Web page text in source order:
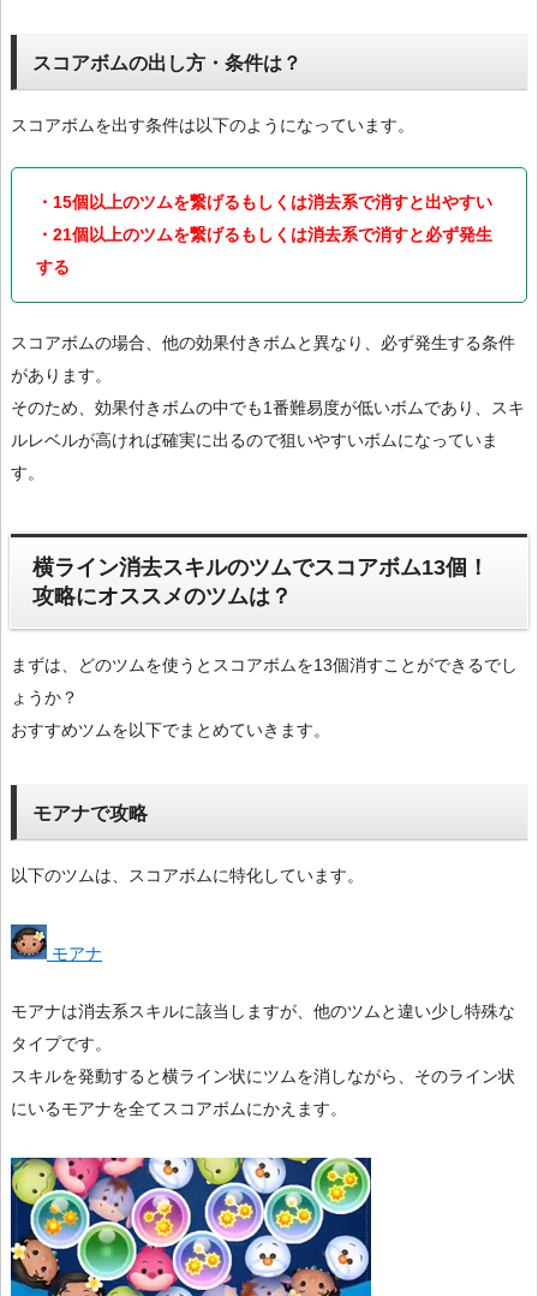
スコアボムの出し方・条件は？
スコアボムを出す条件は以下のようになっています。
・15個以上のツムを繋げるもしくは消去系で消すと出やすい
・21個以上のツムを繋げるもしくは消去系で消すと必ず発生
する
スコアボムの場合、他の効果付きボムと異なり、必ず発生する条件
があります。
そのため、効果付きボムの中でも1番難易度が低いボムであり、スキ
ルレベルが高ければ確実に出るので狙いやすいボムになっていま
す。
横ライン消去スキルのツムでスコアボム13個！
攻略にオススメのツムは？
まずは、どのツムを使うとスコアボムを13個消すことができるでし
ょうか？
おすすめツムを以下でまとめていきます。
モアナで攻略
以下のツムは、スコアボムに特化しています。
モアナ
モアナは消去系スキルに該当しますが、他のツムと違い少し特殊な
タイプです。
スキルを発動すると横ライン状にツムを消しながら、そのライン状
にいるモアナを全てスコアボムにかえます。